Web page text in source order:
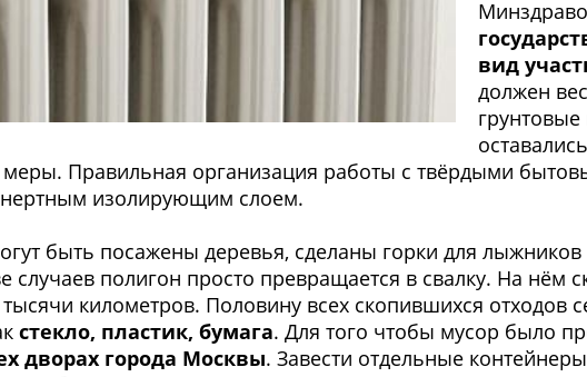
вид
должен
Правильная организация работы с твёрдыми
изолирующим слоем.
быть посажены деревья, сделаны горки для
полигон просто превращается в свалку. На нём
километров. Половину всех скопившихся отходов
стекло, пластик, бумага. Для того чтобы мусор было
дворах города Москвы. Завести отдельные